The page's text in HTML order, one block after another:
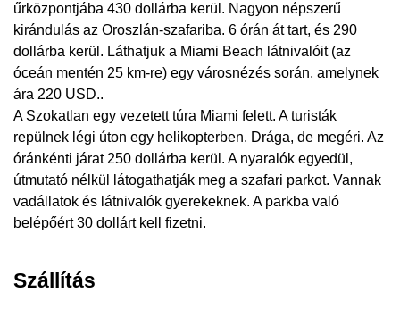
űrközpontjába 430 dollárba kerül. Nagyon népszerű
kirándulás az Oroszlán-szafariba. 6 órán át tart, és 290
dollárba kerül. Láthatjuk a Miami Beach látnivalóit (az
óceán mentén 25 km-re) egy városnézés során, amelynek
ára 220 USD..
A Szokatlan egy vezetett túra Miami felett. A turisták
repülnek légi úton egy helikopterben. Drága, de megéri. Az
óránkénti járat 250 dollárba kerül. A nyaralók egyedül,
útmutató nélkül látogathatják meg a szafari parkot. Vannak
vadállatok és látnivalók gyerekeknek. A parkba való
belépőért 30 dollárt kell fizetni.
Szállítás